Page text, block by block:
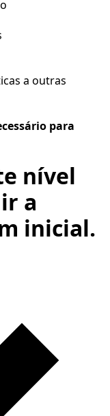
a outras
para
nível
a
inicial.